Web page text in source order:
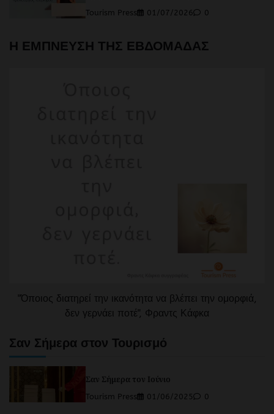
Tourism Press 01/07/2026 0
Η ΕΜΠΝΕΥΣΗ ΤΗΣ ΕΒΔΟΜΑΔΑΣ
"Όποιος διατηρεί την ικανότητα να βλέπει την ομορφιά,
δεν γερνάει ποτέ", Φραντς Κάφκα
Σαν Σήμερα στον Τουρισμό
Σαν Σήμερα τον Ιούνιο
Tourism Press 01/06/2025 0